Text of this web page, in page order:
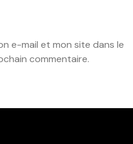
e-mail et mon site dans le
commentaire.